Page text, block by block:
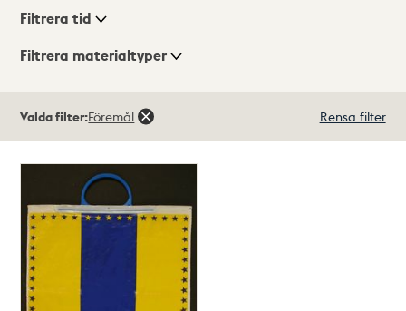
Visningsläge
Filtrera tid
Filtrera materialtyper
träffar
Valda filter:Föremål Rensa filter